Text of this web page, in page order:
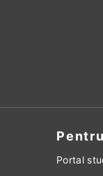
Portal